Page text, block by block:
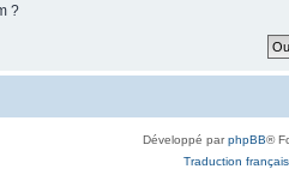
?
Développé parphpBB®
Traduction